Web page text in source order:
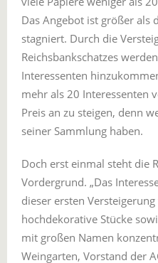
Das Angebot ist größer als
stagniert. Durch die
Reichsbankschatzes
Interessenten
mehr als 20 Interessenten
Preis an zu steigen, denn
seiner Sammlung haben.
Doch erst einmal steht die
Vordergrund. „Das
dieser ersten
hochdekorative Stücke
mit großen Namen
Weingarten, Vorstand der